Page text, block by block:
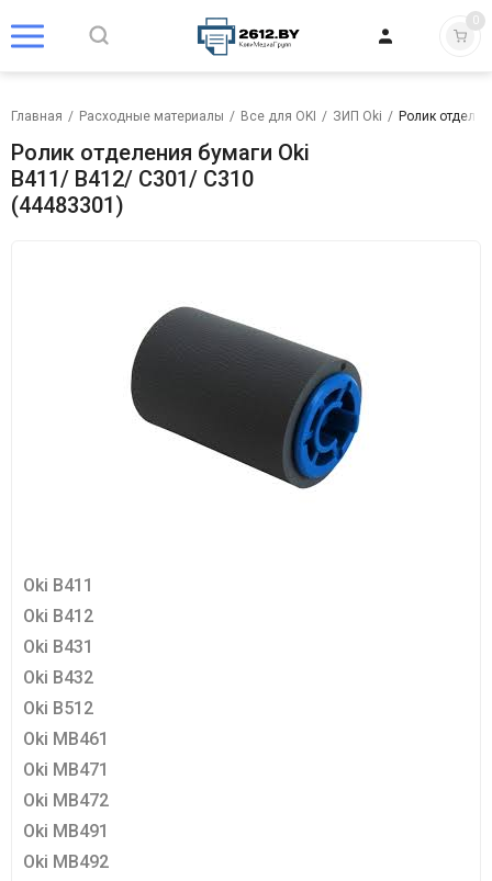
0
Главная / Расходные материалы / Все для OKI / ЗИП Oki / Ролик
Ролик отделения бумаги Oki
B411/ B412/ C301/ C310
(44483301)
Oki B411
Oki B412
Oki B431
Oki B432
Oki B512
Oki MB461
Oki MB471
Oki MB472
Oki MB491
Oki MB492